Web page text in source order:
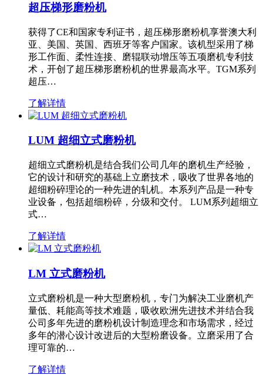
超压梯形磨粉机
获得了CE和国家专利证书，超压梯形磨粉机享誉澳大利
亚、美国、英国、西班牙等客户国家。该机型采用了梯
形工作面、柔性连接、磨辊联动增压等五项磨机专利技
术，开创了超压梯形磨粉机的世界最高水平。TGM系列
超压…
了解详情
LUM 超细立式磨粉机
超细立式磨粉机是结合我们公司几年的磨机生产经验，
它的设计和研究的基础上立磨技术，吸收了世界各地的
超细粉碎理论的一种先进的轧机。本系列产品是一种专
业设备，包括超细粉碎，分级和交付。 LUM系列超细立
式…
了解详情
LM 立式磨粉机
立式磨粉机是一种大型磨粉机，专门为解决工业磨机产
量低、耗能高等技术难题，吸收欧洲先进技术并结合我
公司多年先进的磨粉机设计制造理念和市场需求，经过
多年的潜心设计改进后的大型粉磨设备。立磨采用了合
理可靠的…
了解详情